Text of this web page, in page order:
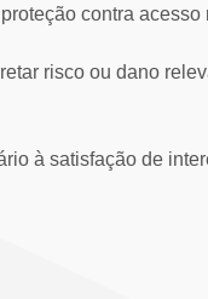
contra acesso
risco ou dano
à satisfação de